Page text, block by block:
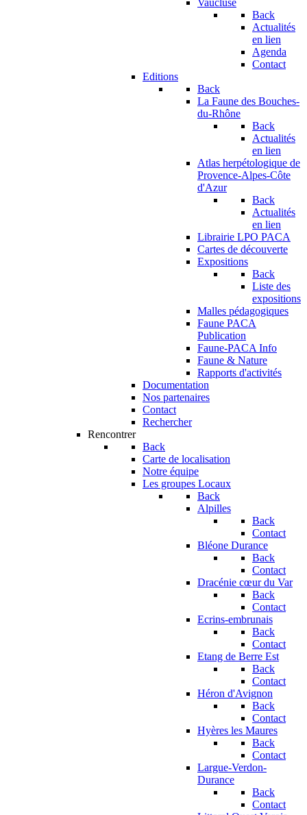
Vaucluse
Back
Actualités
en lien
Agenda
Contact
Editions
Back
La Faune des Bouches-
du-Rhône
Back
Actualités
en lien
Atlas herpétologique de
Provence-Alpes-Côte
d'Azur
Back
Actualités
en lien
Librairie LPO PACA
Cartes de découverte
Expositions
Back
Liste des
expositions
Malles pédagogiques
Faune PACA
Publication
Faune-PACA Info
Faune & Nature
Rapports d'activités
Documentation
Nos partenaires
Contact
Rechercher
Rencontrer
Back
Carte de localisation
Notre équipe
Les groupes Locaux
Back
Alpilles
Back
Contact
Bléone Durance
Back
Contact
Dracénie cœur du Var
Back
Contact
Ecrins-embrunais
Back
Contact
Etang de Berre Est
Back
Contact
Héron d'Avignon
Back
Contact
Hyères les Maures
Back
Contact
Largue-Verdon-
Durance
Back
Contact